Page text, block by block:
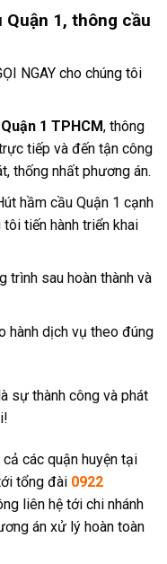
1, thông cầu
NGAY cho chúng tôi
1 TPHCM, thông
tiếp và đến tận công
thống nhất phương án.
hầm cầu Quận 1 cạnh
tiến hành triển khai
trình sau hoàn thành và
hành dịch vụ theo đúng
sự thành công và phát
các quận huyện tại
tổng đài 0922
liên hệ tới chi nhánh
án xử lý hoàn toàn